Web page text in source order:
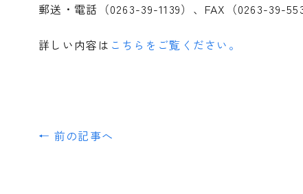
郵送・電話（0263-39-1139）、FAX（0263-39-
詳しい内容は こちらをご覧ください。
← 前の記事へ